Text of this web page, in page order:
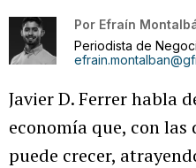
Por Efraín
Periodista de
Javier D. Ferrer habla
economía que, con las
puede crecer,